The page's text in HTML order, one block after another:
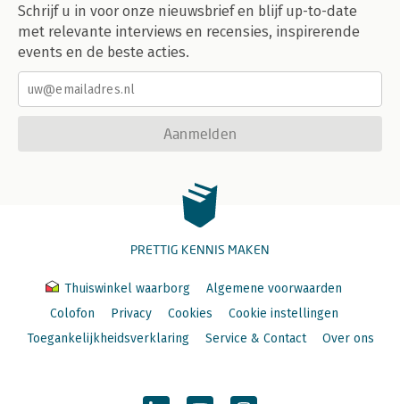
Schrijf u in voor onze nieuwsbrief en blijf up-to-date
met relevante interviews en recensies, inspirerende
events en de beste acties.
Aanmelden
PRETTIG KENNIS MAKEN
Thuiswinkel waarborg
Algemene voorwaarden
Colofon
Privacy Cookies
Cookie instellingen
Toegankelijkheidsverklaring
Service & Contact Over ons